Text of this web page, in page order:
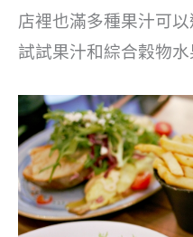
店裡也滿多種果汁可
試試果汁和綜合穀物